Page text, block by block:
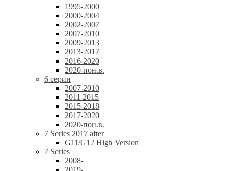
1995-2000
2000-2004
2002-2007
2007-2010
2009-2013
2013-2017
2016-2020
2020-пон.в.
6 серии
2007-2010
2011-2015
2015-2018
2017-2020
2020-пон.в.
7 Series 2017 after
G11/G12 High Version
7 Series
2008-